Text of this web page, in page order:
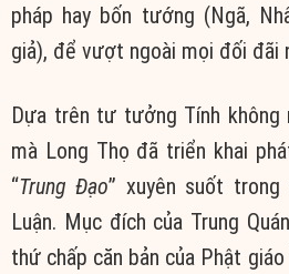
pháp hay bốn tướng (Ngã,
giả), để vượt ngoài mọi đối đãi
Dựa trên tư tưởng Tính không
mà Long Thọ đã triển khai
“Trung Đạo” xuyên suốt trong
Luận. Mục đích của Trung
thứ chấp căn bản của Phật